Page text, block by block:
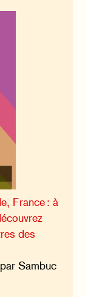
France : à
des
Sambuc